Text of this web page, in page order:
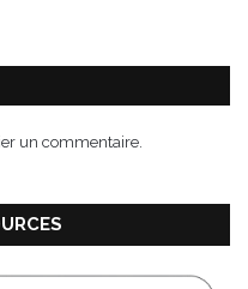
un commentaire.